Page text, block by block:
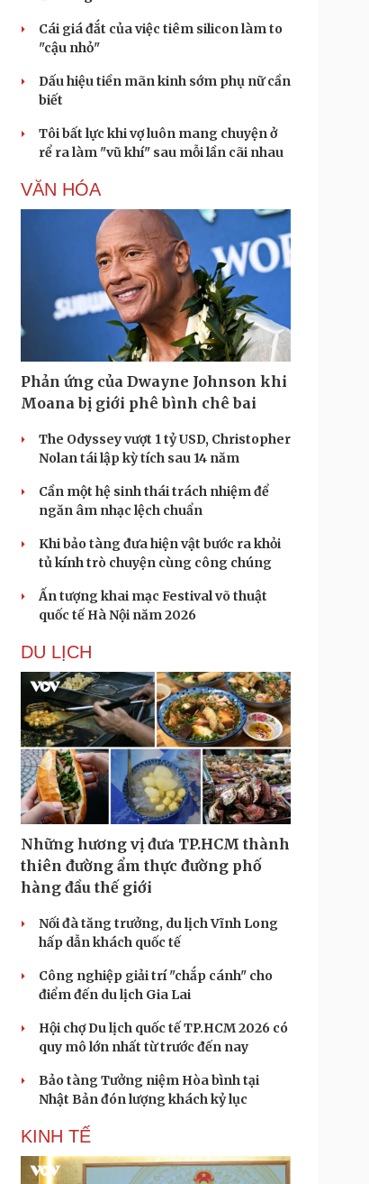
Cái giá đắt của việc tiêm silicon làm to
"cậu nhỏ"
Dấu hiệu tiền mãn kinh sớm phụ nữ cần
biết
Tôi bất lực khi vợ luôn mang chuyện ở
rể ra làm "vũ khí" sau mỗi lần cãi nhau
VĂN HÓA
Phản ứng của Dwayne Johnson khi
Moana bị giới phê bình chê bai
The Odyssey vượt 1 tỷ USD, Christopher
Nolan tái lập kỳ tích sau 14 năm
Cần một hệ sinh thái trách nhiệm để
ngăn âm nhạc lệch chuẩn
Khi bảo tàng đưa hiện vật bước ra khỏi
tủ kính trò chuyện cùng công chúng
Ấn tượng khai mạc Festival võ thuật
quốc tế Hà Nội năm 2026
DU LỊCH
Những hương vị đưa TP.HCM thành
thiên đường ẩm thực đường phố
hàng đầu thế giới
Nối đà tăng trưởng, du lịch Vĩnh Long
hấp dẫn khách quốc tế
Công nghiệp giải trí "chắp cánh" cho
điểm đến du lịch Gia Lai
Hội chợ Du lịch quốc tế TP.HCM 2026 có
quy mô lớn nhất từ trước đến nay
Bảo tàng Tưởng niệm Hòa bình tại
Nhật Bản đón lượng khách kỷ lục
KINH TẾ